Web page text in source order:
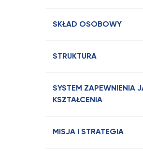
SKŁAD OSOBOWY
STRUKTURA
SYSTEM ZAPEWNIENIA
KSZTAŁCENIA
MISJA I STRATEGIA